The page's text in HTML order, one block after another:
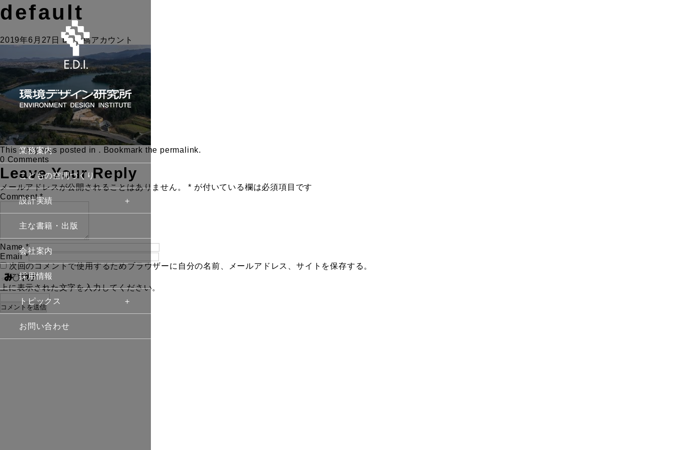
業務案内
こどもの空間づくり
設計実績
主な書籍・出版
会社案内
採用情報
トピックス
お問い合わせ
default
2019年6月27日 by投稿アカウント
This entry was posted in . Bookmark the permalink.
0 Comments
Leave Your Reply
メールアドレスが公開されることはありません。 * が付いている欄は必須項目です
Comment *
Name *
Email *
次回のコメントで使用するためブラウザーに自分の名前、メールアドレス、サイトを保存する。
上に表示された文字を入力してください。